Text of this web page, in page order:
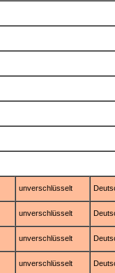
unverschlüsselt
unverschlüsselt
unverschlüsselt
unverschlüsselt